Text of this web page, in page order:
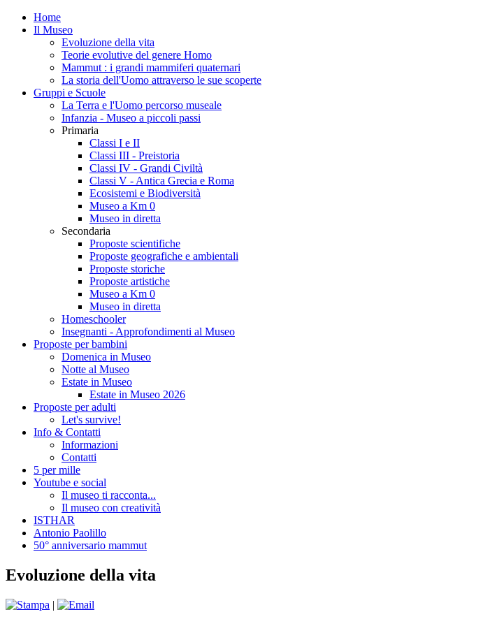
Home
Il Museo
Evoluzione della vita
Teorie evolutive del genere Homo
Mammut : i grandi mammiferi quaternari
La storia dell'Uomo attraverso le sue scoperte
Gruppi e Scuole
La Terra e l'Uomo percorso museale
Infanzia - Museo a piccoli passi
Primaria
Classi I e II
Classi III - Preistoria
Classi IV - Grandi Civiltà
Classi V - Antica Grecia e Roma
Ecosistemi e Biodiversità
Museo a Km 0
Museo in diretta
Secondaria
Proposte scientifiche
Proposte geografiche e ambientali
Proposte storiche
Proposte artistiche
Museo a Km 0
Museo in diretta
Homeschooler
Insegnanti - Approfondimenti al Museo
Proposte per bambini
Domenica in Museo
Notte al Museo
Estate in Museo
Estate in Museo 2026
Proposte per adulti
Let's survive!
Info & Contatti
Informazioni
Contatti
5 per mille
Youtube e social
Il museo ti racconta...
Il museo con creatività
ISTHAR
Antonio Paolillo
50° anniversario mammut
Evoluzione della vita
|